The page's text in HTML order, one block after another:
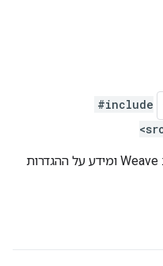
#include
מתעד את היעד המיועד של תקשורת Weave ומידע על ההגדרות